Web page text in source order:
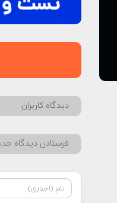
دیدگاه کاربران
فرستادن دیدگاه